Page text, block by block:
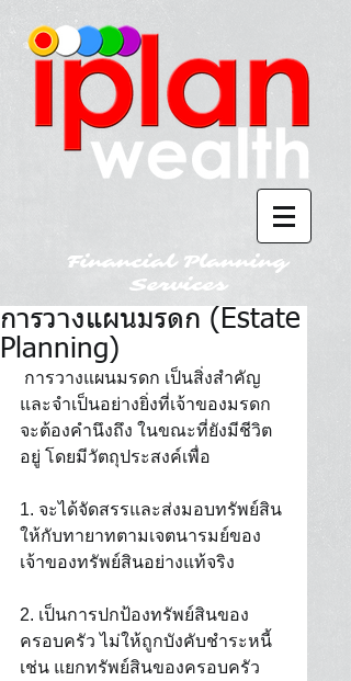
Financial Planning
Services
การวางแผนมรดก (Estate
Planning)
และจำเป็นอย่างยิ่งที่เจ้าของมรดก
จะต้องคำนึงถึง ในขณะที่ยังมีชีวิต
อยู่ โดยมีวัตถุประสงค์เพื่อ
1. จะได้จัดสรรและส่งมอบทรัพย์สิน
ให้กับทายาทตามเจตนารมย์ของ
เจ้าของทรัพย์สินอย่างแท้จริง
2. เป็นการปกป้องทรัพย์สินของ
ครอบครัว ไม่ให้ถูกบังคับชำระหนี้
เช่น แยกทรัพย์สินของครอบครัว